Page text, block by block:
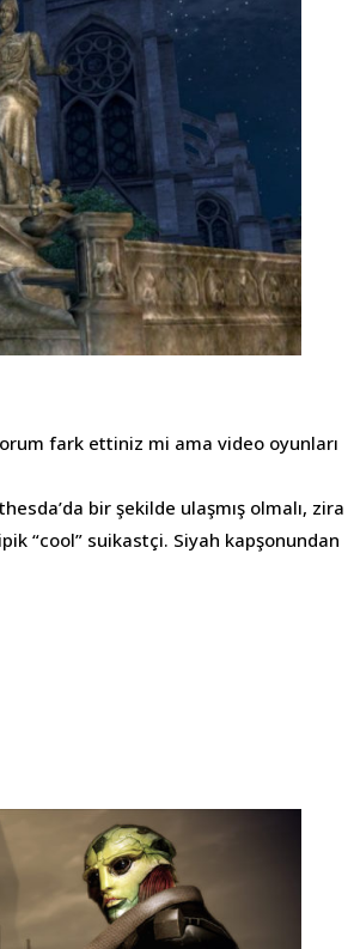
fark ettiniz mi ama video oyunları
bir şekilde ulaşmış olmalı, zira
“cool” suikastçi. Siyah kapşonundan